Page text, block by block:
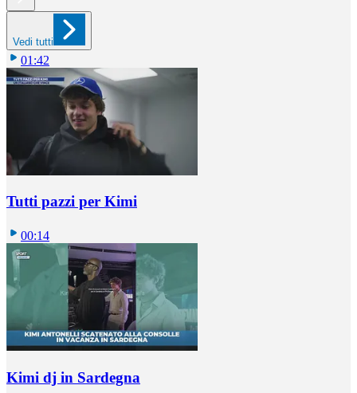
Vedi tutti
01:42
Tutti pazzi per Kimi
00:14
Kimi dj in Sardegna